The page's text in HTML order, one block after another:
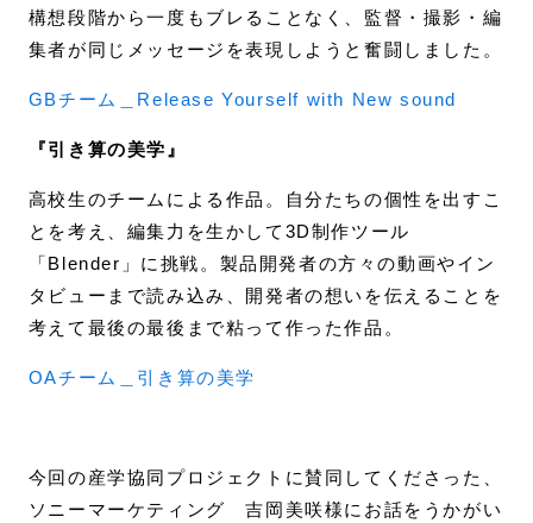
構想段階から一度もブレることなく、監督・撮影・編
集者が同じメッセージを表現しようと奮闘しました。
GBチーム＿Release Yourself with New sound
『引き算の美学』
高校生のチームによる作品。自分たちの個性を出すこ
とを考え、編集力を生かして3D制作ツール
「Blender」に挑戦。製品開発者の方々の動画やイン
タビューまで読み込み、開発者の想いを伝えることを
考えて最後の最後まで粘って作った作品。
OAチーム＿引き算の美学
今回の産学協同プロジェクトに賛同してくださった、
ソニーマーケティング 吉岡美咲様にお話をうかがい